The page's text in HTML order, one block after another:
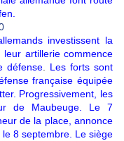
investissent la
artillerie commence
défense
Les forts sont
française équipée
Progressivement, les
de Maubeuge. Le 7
de la place, annonce
8 septembre. Le siège